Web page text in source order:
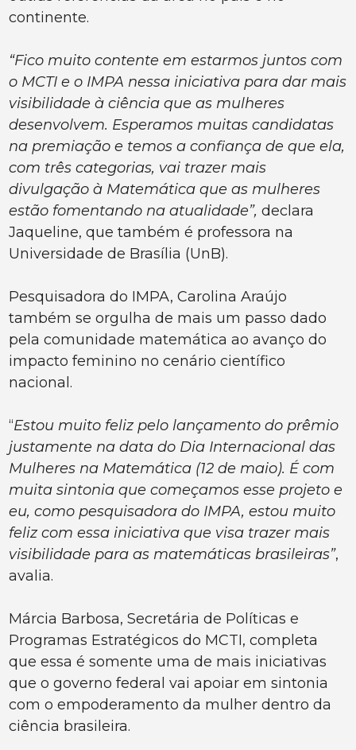
continente.
“Fico muito contente em estarmos juntos com
o MCTI e o IMPA nessa iniciativa para dar mais
visibilidade à ciência que as mulheres
desenvolvem. Esperamos muitas candidatas
na premiação e temos a confiança de que ela,
com três categorias, vai trazer mais
divulgação à Matemática que as mulheres
estão fomentando na atualidade”, declara
Jaqueline, que também é professora na
Universidade de Brasília (UnB).
Pesquisadora do IMPA, Carolina Araújo
também se orgulha de mais um passo dado
pela comunidade matemática ao avanço do
impacto feminino no cenário científico
nacional.
“Estou muito feliz pelo lançamento do prêmio
justamente na data do Dia Internacional das
Mulheres na Matemática (12 de maio). É com
muita sintonia que começamos esse projeto e
eu, como pesquisadora do IMPA, estou muito
feliz com essa iniciativa que visa trazer mais
visibilidade para as matemáticas brasileiras”,
avalia.
Márcia Barbosa, Secretária de Políticas e
Programas Estratégicos do MCTI, completa
que essa é somente uma de mais iniciativas
que o governo federal vai apoiar em sintonia
com o empoderamento da mulher dentro da
ciência brasileira.